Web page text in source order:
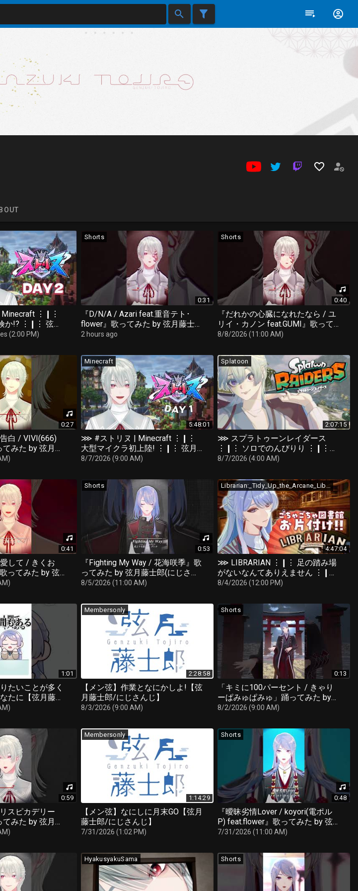
⋮❙⋮
か!? ⋮❙⋮ 弦月
んじ ⋘
(2:00 PM)
Shorts
0:31
『D/N/A / Azari feat.重音テト･
flower』歌ってみた by 弦月藤士郎
(にじさんじ)
2 hours ago
Shorts
0:40
『だれかの心臓になれたなら / ユ
リイ・カノン feat.GUMI』歌って
みた by 弦月藤士郎(にじさんじ)
8/8/2026 (11:00 AM)
0:27
白 / VIVI(666)
みた by 弦月藤
)
Minecraft
5:48:01
⋙ #ストリヌ | Minecraft ⋮❙⋮
大型マイクラ初上陸! ⋮❙⋮ 弦月
藤士郎 / にじさんじ ⋘
8/7/2026 (9:00 AM)
Splatoon
2:07:15
⋙ スプラトゥーンレイダース
⋮❙⋮ ソロでのんびりり ⋮❙⋮
弦月藤士郎 / にじさんじ ⋘
8/7/2026 (4:00 AM)
0:41
して / きくお
ってみた by 弦
じ)
Shorts
0:53
『Fighting My Way / 花海咲季』歌
ってみた by 弦月藤士郎(にじさん
じ)
8/5/2026 (11:00 AM)
Librarian:_Tidy_Up_the_Arcane_Library!
4:47:04
⋙ LIBRARIAN ⋮❙⋮ 足の踏み場
がないなんてありえません ⋮❙⋮
弦月藤士郎 / にじさんじ ⋘
8/4/2026 (12:00 PM)
1:01
たいことが多く
たに【弦月藤士
Membersonly
2:28:58
【メン弦】作業となにかしよ!【弦
月藤士郎/にじさんじ】
8/3/2026 (9:00 AM)
Shorts
0:13
「キミに100パーセント / きゃり
ーぱみゅぱみゅ」踊ってみた by
弦月藤士郎
8/2/2026 (9:00 AM)
0:59
スピカデリー
みた by 弦月藤
)
Membersonly
1:14:29
【メン弦】なにしに月末GO【弦月
藤士郎/にじさんじ】
7/31/2026 (1:02 PM)
Shorts
0:48
『曖昧劣情Lover / koyori(電ポル
P) feat.flower』歌ってみた by 弦
月藤士郎(にじさんじ)
7/31/2026 (11:00 AM)
HyakusyakuSama Shorts